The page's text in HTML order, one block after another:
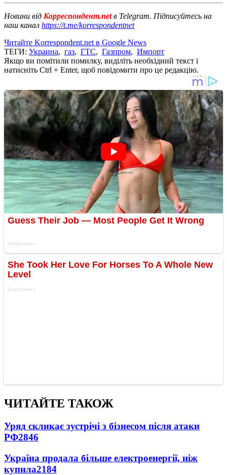
Новини від Корреспондент.netв Telegram. Підписуйтесь на
наш канал https://t.me/korrespondentnet
Читайте Korrespondent.net в Google News
ТЕГИ: Украина, газ, ГТС, Газпром, Импорт
Якщо ви помітили помилку, виділіть необхідний текст і
натисніть Ctrl + Enter, щоб повідомити про це редакцію.
ЧИТАЙТЕ ТАКОЖ
Уряд скликає зустрічі з бізнесом після атаки
РФ2846
Україна продала більше електроенергії, ніж
купила2184